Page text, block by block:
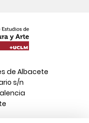
de Albacete
s/n